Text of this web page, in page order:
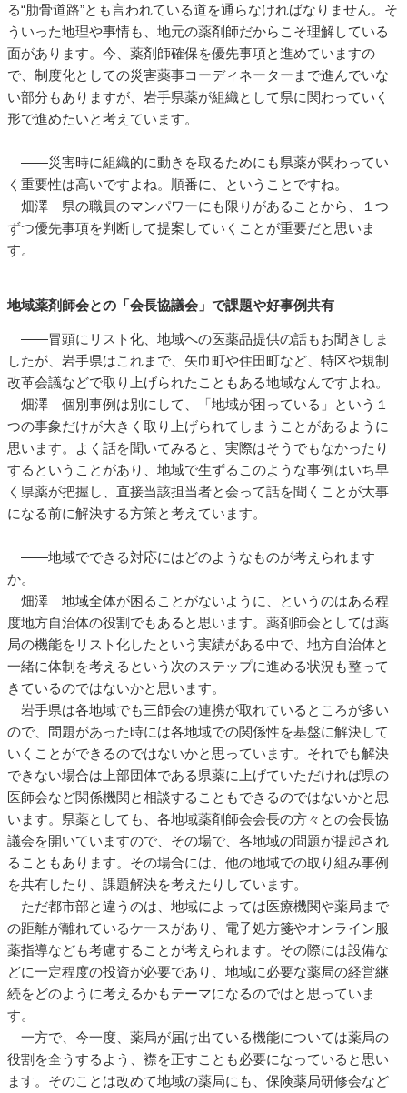
る“肋骨道路”とも言われている道を通らなければなりません。そ
ういった地理や事情も、地元の薬剤師だからこそ理解している
面があります。今、薬剤師確保を優先事項と進めていますの
で、制度化としての災害薬事コーディネーターまで進んでいな
い部分もありますが、岩手県薬が組織として県に関わっていく
形で進めたいと考えています。
――災害時に組織的に動きを取るためにも県薬が関わってい
く重要性は高いですよね。順番に、ということですね。
畑澤 県の職員のマンパワーにも限りがあることから、１つ
ずつ優先事項を判断して提案していくことが重要だと思いま
す。
地域薬剤師会との「会長協議会」で課題や好事例共有
――冒頭にリスト化、地域への医薬品提供の話もお聞きしま
したが、岩手県はこれまで、矢巾町や住田町など、特区や規制
改革会議などで取り上げられたこともある地域なんですよね。
畑澤 個別事例は別にして、「地域が困っている」という１
つの事象だけが大きく取り上げられてしまうことがあるように
思います。よく話を聞いてみると、実際はそうでもなかったり
するということがあり、地域で生ずるこのような事例はいち早
く県薬が把握し、直接当該担当者と会って話を聞くことが大事
になる前に解決する方策と考えています。
――地域でできる対応にはどのようなものが考えられます
か。
畑澤 地域全体が困ることがないように、というのはある程
度地方自治体の役割でもあると思います。薬剤師会としては薬
局の機能をリスト化したという実績がある中で、地方自治体と
一緒に体制を考えるという次のステップに進める状況も整って
きているのではないかと思います。
岩手県は各地域でも三師会の連携が取れているところが多い
ので、問題があった時には各地域での関係性を基盤に解決して
いくことができるのではないかと思っています。それでも解決
できない場合は上部団体である県薬に上げていただければ県の
医師会など関係機関と相談することもできるのではないかと思
います。県薬としても、各地域薬剤師会会長の方々との会長協
議会を開いていますので、その場で、各地域の問題が提起され
ることもあります。その場合には、他の地域での取り組み事例
を共有したり、課題解決を考えたりしています。
ただ都市部と違うのは、地域によっては医療機関や薬局まで
の距離が離れているケースがあり、電子処方箋やオンライン服
薬指導なども考慮することが考えられます。その際には設備な
どに一定程度の投資が必要であり、地域に必要な薬局の経営継
続をどのように考えるかもテーマになるのではと思っていま
す。
一方で、今一度、薬局が届け出ている機能については薬局の
役割を全うするよう、襟を正すことも必要になっていると思い
ます。そのことは改めて地域の薬局にも、保険薬局研修会など